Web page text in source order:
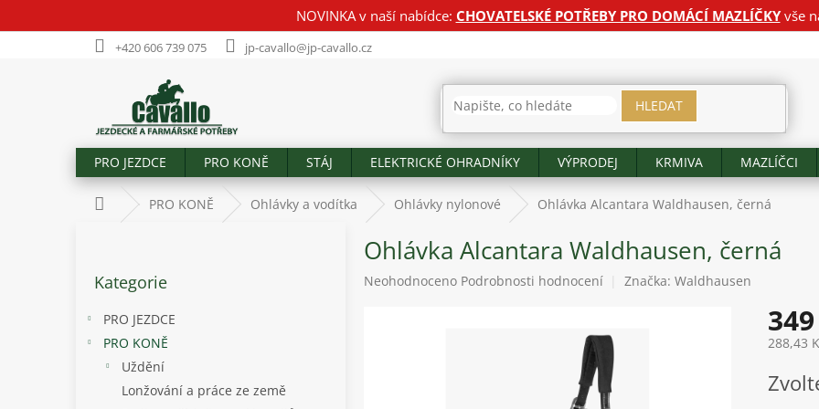
NOVINKA v naší nabídce: CHOVATELSKÉ POTŘEBY PRO DOMÁCÍ MAZLÍČKYvše
+420 606 739 075 jp-cavallo@jp-cavallo.cz
HLEDAT
PRO JEZDCE PRO KONĚ STÁJ ELEKTRICKÉ OHRADNÍKY VÝPRODEJ KRMIVA MAZLÍČCI
Domů PRO KONĚ Ohlávky a vodítka Ohlávky nylonové Ohlávka Alcantara Waldhausen, černá
kategorie
Kategorie
PRO JEZDCE
PRO KONĚ
Uždění
Lonžování a práce ze země
Ohlávka Alcantara Waldhausen, černá
Průměrné
Neohodnoceno Podrobnosti hodnocení Značka: Waldhausen
288,43
cena: